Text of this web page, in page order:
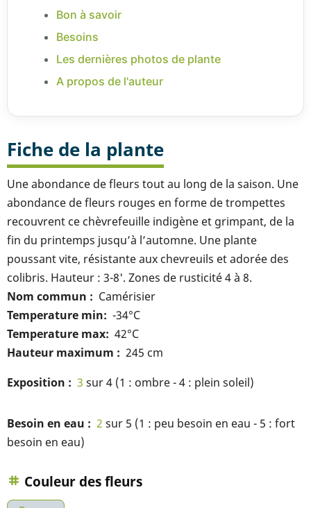
Bon à savoir
Besoins
Les dernières photos de plante
A propos de l'auteur
Fiche de la plante
Une abondance de fleurs tout au long de la saison. Une
abondance de fleurs rouges en forme de trompettes
recouvrent ce chèvrefeuille indigène et grimpant, de la
fin du printemps jusqu’à l’automne. Une plante
poussant vite, résistante aux chevreuils et adorée des
colibris. Hauteur : 3-8'. Zones de rusticité 4 à 8.
Nom commun
Camérisier
Temperature min
-34°C
Temperature max 42°C
Hauteur maximum
245 cm
Exposition
3 sur 4 (1 : ombre - 4 : plein soleil)
Besoin en eau 2 sur 5 (1 : peu besoin en eau - 5 : fort
besoin en eau)
Couleur des fleurs